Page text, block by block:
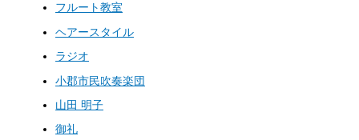
フルート教室
ヘアースタイル
ラジオ
小郡市民吹奏楽団
山田 明子
御礼